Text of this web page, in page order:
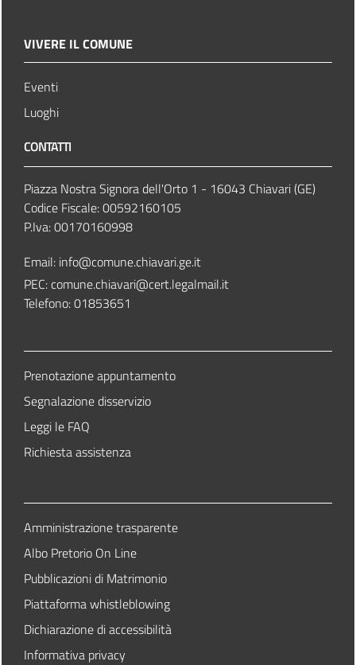
VIVERE IL COMUNE
Eventi
Luoghi
CONTATTI
Piazza Nostra Signora dell'Orto 1 - 16043 Chiavari (GE)
Codice Fiscale: 00592160105
P.Iva: 00170160998
Email: info@comune.chiavari.ge.it
PEC: comune.chiavari@cert.legalmail.it
Telefono: 01853651
Prenotazione appuntamento
Segnalazione disservizio
Leggi le FAQ
Richiesta assistenza
Amministrazione trasparente
Albo Pretorio On Line
Pubblicazioni di Matrimonio
Piattaforma whistleblowing
Dichiarazione di accessibilità
Informativa privacy